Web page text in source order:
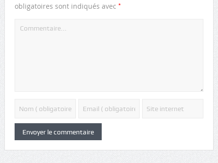
obligatoires sont indiqués avec *